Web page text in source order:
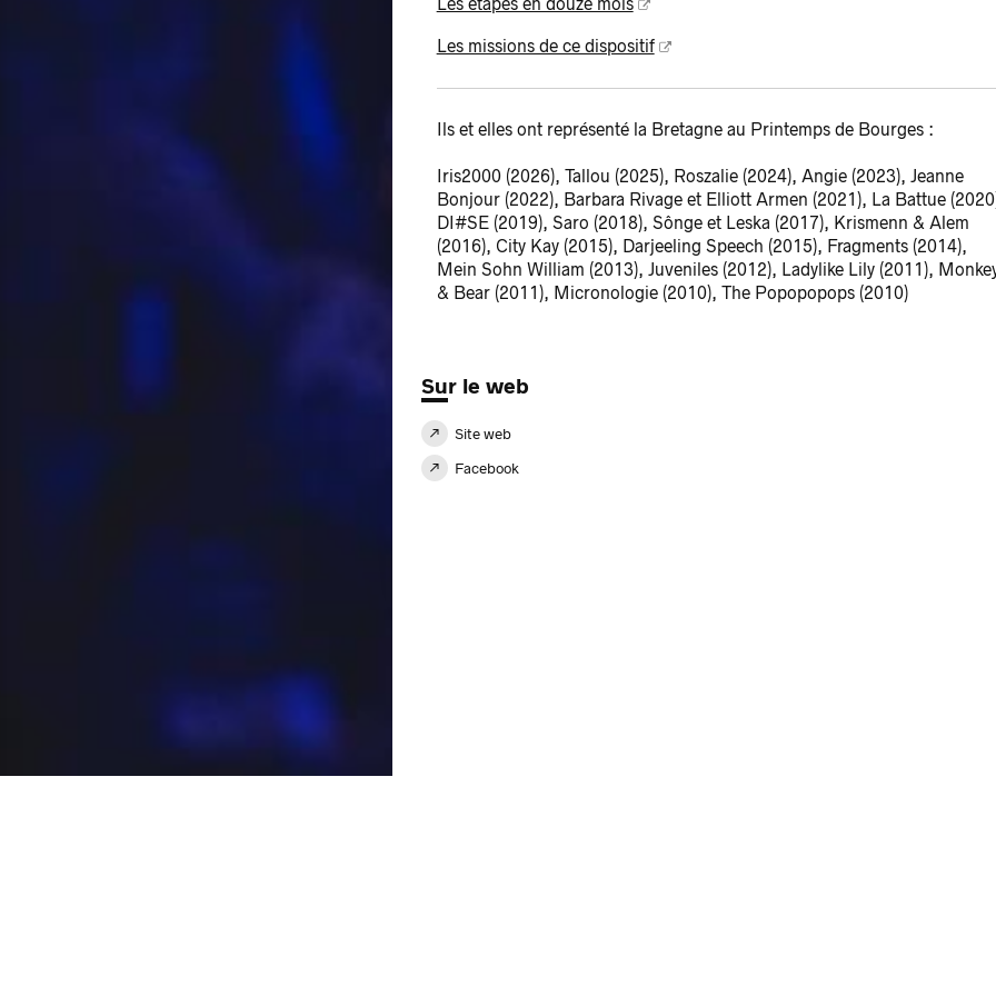
Les étapes en douze mois
Les missions de ce dispositif
Ils et elles ont représenté la Bretagne au Printemps de Bourges :
Iris2000 (2026), Tallou (2025), Roszalie (2024), Angie (2023), Jeanne
Bonjour (2022), Barbara Rivage et Elliott Armen (2021), La Battue
DI#SE (2019), Saro (2018), Sônge et Leska (2017), Krismenn & Alem
(2016), City Kay (2015), Darjeeling Speech (2015), Fragments (2014),
Mein Sohn William (2013), Juveniles (2012), Ladylike Lily (2011),
& Bear (2011), Micronologie (2010), The Popopopops (2010)
Sur le web
Site web
Facebook